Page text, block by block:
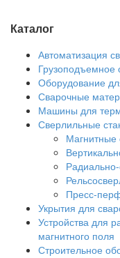
Каталог
Автоматизация
Грузоподъемное
Оборудование
Сварочные
Машины для
Сверлильные
Магнитные
Пресс-
Укрытия для
Устройства для
магнитного поля
Строительное